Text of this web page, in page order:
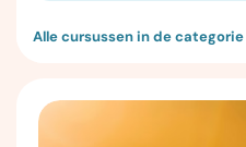
Alle cursussen in de